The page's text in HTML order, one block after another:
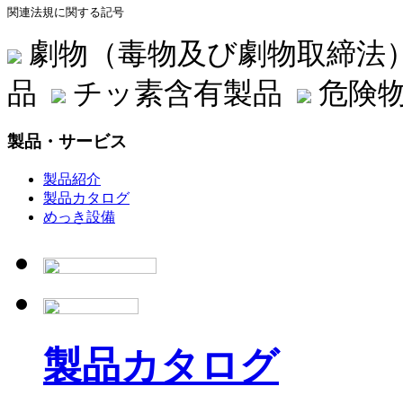
関連法規に関する記号
劇物（毒物及び劇物取締
品
チッ素含有製品 危険
製品・サービス
製品紹介
製品カタログ
めっき設備
製品カタログ